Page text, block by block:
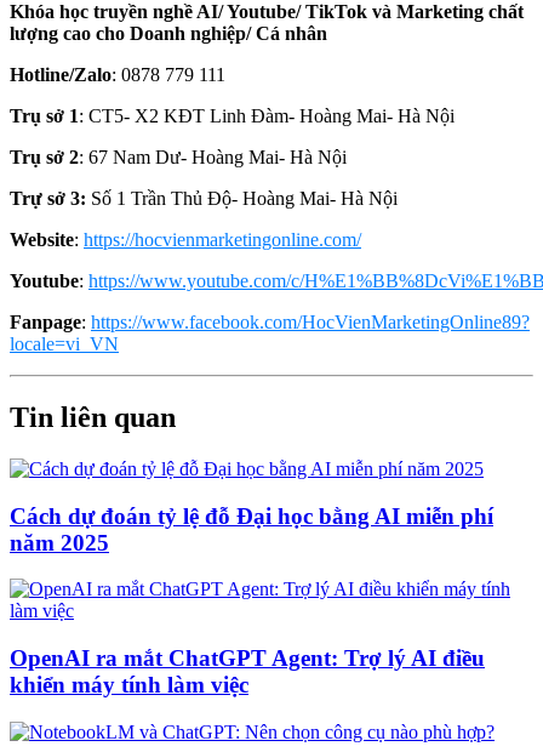
Khóa học truyền nghề AI/ Youtube/ TikTok và Marketing chất
lượng cao cho Doanh nghiệp/ Cá nhân
Hotline/Zalo: 0878 779 111
Trụ sở 1: CT5- X2 KĐT Linh Đàm- Hoàng Mai- Hà Nội
Trụ sở 2: 67 Nam Dư- Hoàng Mai- Hà Nội
Trự sở 3: Số 1 Trần Thủ Độ- Hoàng Mai- Hà Nội
Website: https://hocvienmarketingonline.com/
Youtube: https://www.youtube.com/c/
Fanpage: https://www.facebook.com/HocVienMarketingOnline89?
locale=vi_VN
Tin liên quan
Cách dự đoán tỷ lệ đỗ Đại học bằng AI miễn phí
năm 2025
OpenAI ra mắt ChatGPT Agent: Trợ lý AI điều
khiển máy tính làm việc